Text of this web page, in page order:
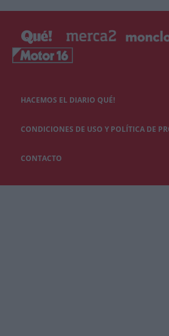
HACEMOS EL DIARIO QUÉ!
CONDICIONES DE USO Y POLÍTICA DE
CONTACTO